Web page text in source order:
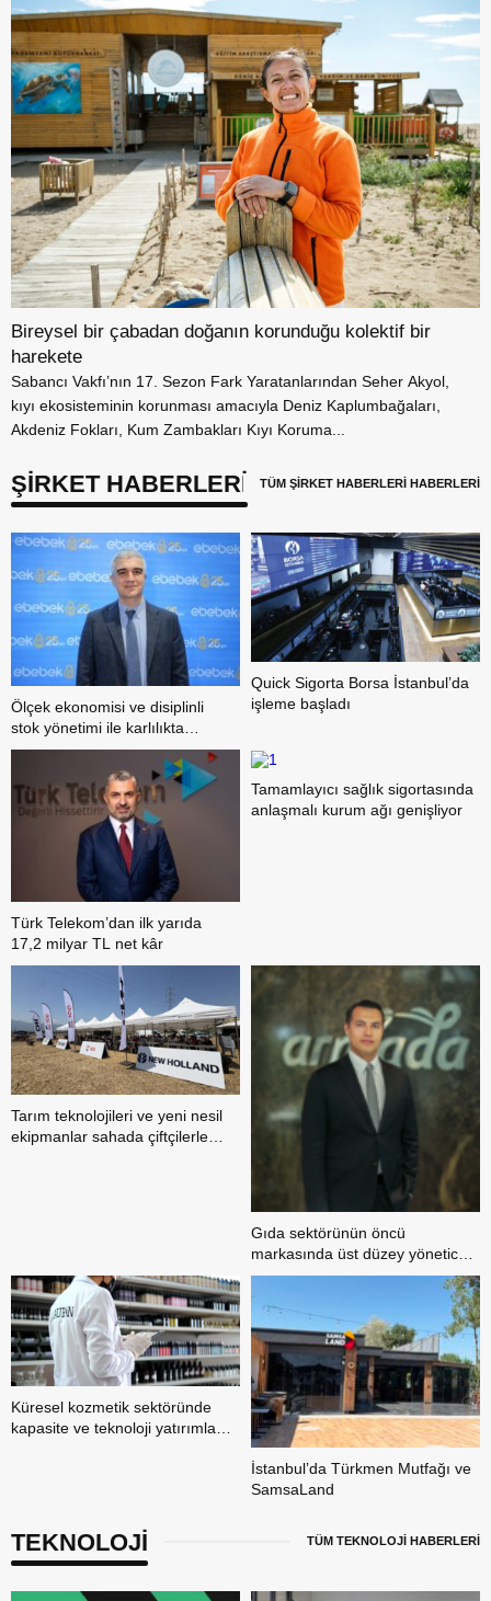
Bireysel bir çabadan doğanın korunduğu kolektif bir
harekete
Sabancı Vakfı’nın 17. Sezon Fark Yaratanlarından Seher Akyol,
kıyı ekosisteminin korunması amacıyla Deniz Kaplumbağaları,
Akdeniz Fokları, Kum Zambakları Kıyı Koruma...
ŞİRKET HABERLERİ TÜM ŞİRKET HABERLERİ HABERLERİ
Ölçek ekonomisi ve disiplinli
stok yönetimi ile karlılıkta
yükseliş trendi
Quick Sigorta Borsa İstanbul’da
işleme başladı
Türk Telekom’dan ilk yarıda
17,2 milyar TL net kâr
Tamamlayıcı sağlık sigortasında
anlaşmalı kurum ağı genişliyor
Tarım teknolojileri ve yeni nesil
ekipmanlar sahada çiftçilerle
Gıda sektörünün öncü
markasında üst düzey yönetici
ataması
Küresel kozmetik sektöründe
kapasite ve teknoloji yatırımları
İstanbul’da Türkmen Mutfağı ve
SamsaLand
TEKNOLOJİ TÜM TEKNOLOJİ HABERLERİ